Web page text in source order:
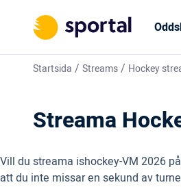
Startsida / Streams/ Hockey
Streama
Vill du streama ishockey-VM 2026
att du inte missar en sekund av